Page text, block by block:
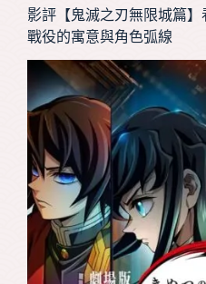
影評【鬼滅之刃無限城篇
戰役的寓意與角色弧線